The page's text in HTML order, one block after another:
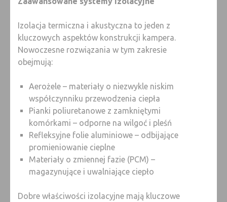
Izolacja termiczna i akustyczna to jeden z
kluczowych aspektów konstrukcji kampera.
Nowoczesne rozwiązania w tym zakresie
obejmują:
Aerożele – materiały o niezwykle niskim
współczynniku przewodzenia ciepła
Pianki poliuretanowe z zamkniętymi
komórkami – odporne na wilgoć i pleśń
Refleksyjne folie aluminiowe – odbijające
promieniowanie cieplne
Materiały o zmiennej fazie (PCM) –
magazynujące i uwalniające ciepło
Dobre właściwości izolacyjne mają kluczowe